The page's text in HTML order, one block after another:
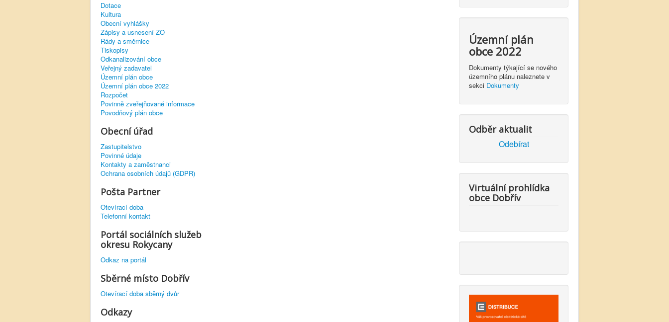
Dotace
Kultura
Obecní vyhlášky
Zápisy a usnesení ZO
Řády a směrnice
Tiskopisy
Odkanalizování obce
Veřejný zadavatel
Územní plán obce
Územní plán obce 2022
Rozpočet
Povinně zveřejňované informace
Povodňový plán obce
Obecní úřad
Zastupitelstvo
Povinné údaje
Kontakty a zaměstnanci
Ochrana osobních údajů (GDPR)
Pošta Partner
Otevírací doba
Telefonní kontakt
Portál sociálních služeb
okresu Rokycany
Odkaz na portál
Sběrné místo Dobřív
Otevírací doba sběrný dvůr
Odkazy
Územní plán
obce 2022
Dokumenty týkající se nového
územního plánu naleznete v
sekci Dokumenty
Odběr aktualit
Odebírat
Virtuální prohlídka
obce Dobřív